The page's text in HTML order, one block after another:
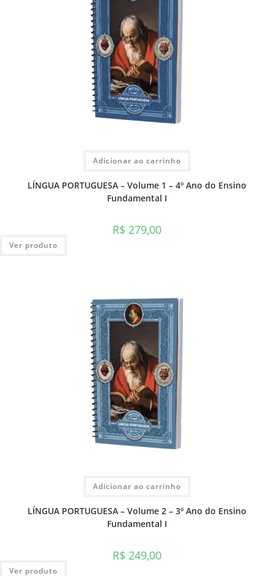
Adicionar ao carrinho
LÍNGUA PORTUGUESA – Volume 1 – 4º Ano do Ensino
Fundamental I
R$ 279,00
Ver produto
Adicionar ao carrinho
LÍNGUA PORTUGUESA – Volume 2 – 3º Ano do Ensino
Fundamental I
R$ 249,00
Ver produto